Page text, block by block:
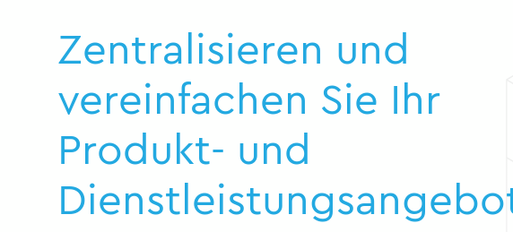
Zentralisieren und
vereinfachen Sie Ihr
Produkt- und